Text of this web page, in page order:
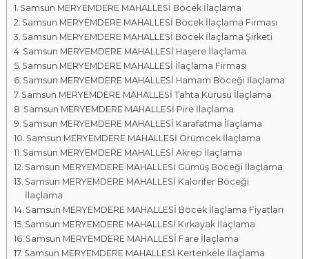
a
l
a
r
ı
Samsun MERYEMDERE MAHALLESİ Böcek İlaçlama
Samsun MERYEMDERE MAHALLESİ Böcek İlaçlama Firması
Samsun MERYEMDERE MAHALLESİ Böcek İlaçlama Şirketi
Samsun MERYEMDERE MAHALLESİ Haşere İlaçlama
Samsun MERYEMDERE MAHALLESİ İlaçlama Firması
Samsun MERYEMDERE MAHALLESİ Hamam Böceği İlaçlama
Samsun MERYEMDERE MAHALLESİ Tahta Kurusu İlaçlama
Samsun MERYEMDERE MAHALLESİ Pire İlaçlama
Samsun MERYEMDERE MAHALLESİ Karafatma İlaçlama
Samsun MERYEMDERE MAHALLESİ Örümcek İlaçlama
Samsun MERYEMDERE MAHALLESİ Akrep İlaçlama
Samsun MERYEMDERE MAHALLESİ Gümüş Böceği İlaçlama
Samsun MERYEMDERE MAHALLESİ Kalorifer Böceği
İlaçlama
Samsun MERYEMDERE MAHALLESİ Böcek İlaçlama Fiyatları
Samsun MERYEMDERE MAHALLESİ Kırkayak İlaçlama
Samsun MERYEMDERE MAHALLESİ Fare İlaçlama
Samsun MERYEMDERE MAHALLESİ Kertenkele İlaçlama